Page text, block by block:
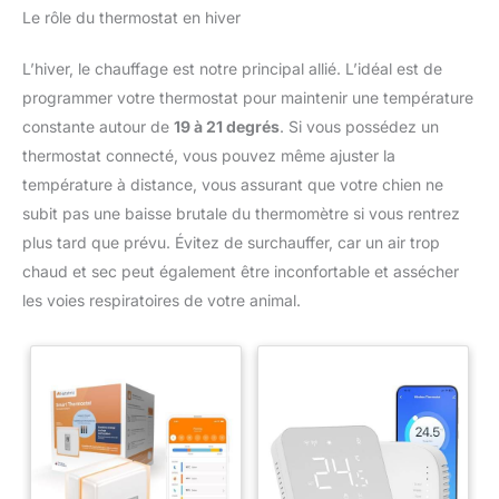
Le rôle du thermostat en hiver
L’hiver, le chauffage est notre principal allié. L’idéal est de
programmer votre thermostat pour maintenir une température
constante autour de 19 à 21 degrés. Si vous possédez un
thermostat connecté, vous pouvez même ajuster la
température à distance, vous assurant que votre chien ne
subit pas une baisse brutale du thermomètre si vous rentrez
plus tard que prévu. Évitez de surchauffer, car un air trop
chaud et sec peut également être inconfortable et assécher
les voies respiratoires de votre animal.